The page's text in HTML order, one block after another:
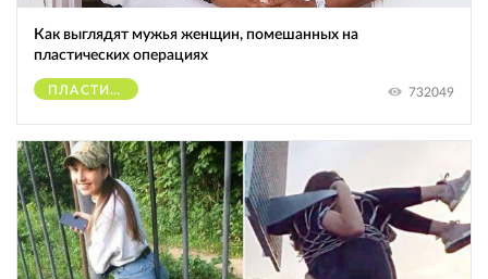
Как выглядят мужья женщин, помешанных на
пластических операциях
ПЛАСТИЧЕСКИЕ ОПЕРАЦИИ 732049